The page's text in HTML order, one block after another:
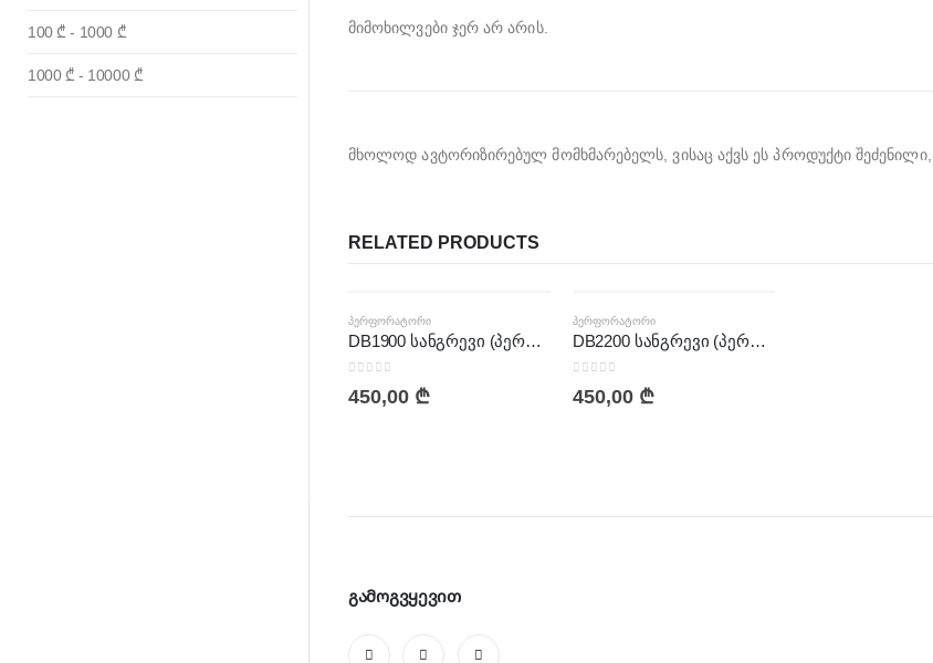
მიმოხილვები ჯერ არ არის.
მხოლოდ ავტორიზირებულ მომხმარებელს, ვისაც აქვს ეს პროდუქტი
RELATED PRODUCTS
ᲞᲔᲠᲤᲝᲠᲐᲢᲝᲠᲘ
DB1900 სანგრევი (პერფორატორი)
450,00 ₾
ᲞᲔᲠᲤᲝᲠᲐᲢᲝᲠᲘ
DB2200 სანგრევი (პერფორატორი)
450,00 ₾
100 ₾ - 1000 ₾
1000 ₾ - 10000 ₾
გამოგვყევით